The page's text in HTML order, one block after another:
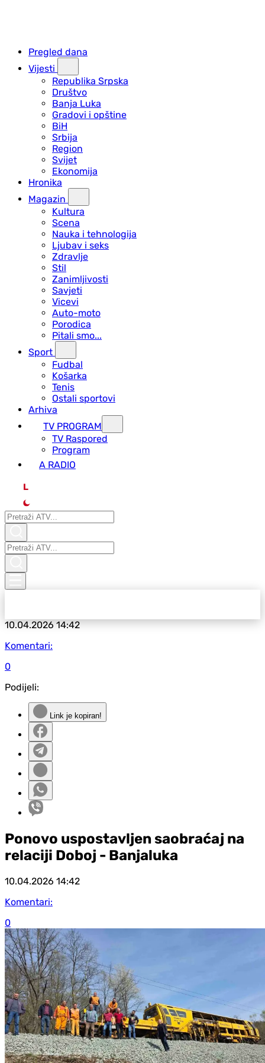
Pregled dana
Vijesti
Republika Srpska
Društvo
Banja Luka
Gradovi i opštine
BiH
Srbija
Region
Svijet
Ekonomija
Hronika
Magazin
Kultura
Scena
Nauka i tehnologija
Ljubav i seks
Zdravlje
Stil
Zanimljivosti
Savjeti
Vicevi
Auto-moto
Porodica
Pitali smo...
Sport
Fudbal
Košarka
Tenis
Ostali sportovi
Arhiva
TV PROGRAM
ТV Raspored
Program
A RADIO
L
10.04.202614:42
Komentari:
0
Podijeli:
Link je kopiran!
Ponovo uspostavljen saobraćaj na
relaciji Doboj - Banjaluka
10.04.2026 14:42
Komentari:
0